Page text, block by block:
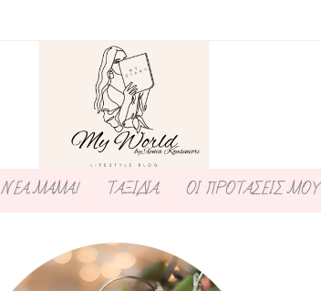
ΝΕΑ ΜΑΜΑ! ΤΑΞΙΔΙΑ ΟΙ ΠΡΟΤΑΣΕΙΣ ΜΟΥ